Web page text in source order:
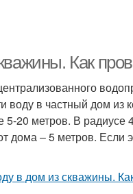
Как
воду в частный дом из
20 метров. В радиусе
дома – 5 метров.